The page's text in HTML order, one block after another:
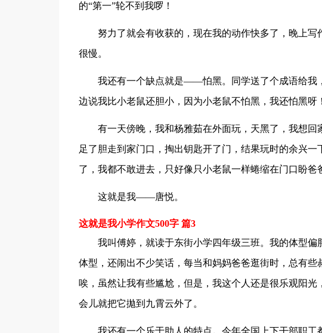
的“第一”轮不到我啰！
努力了就会有收获的，现在我的动作快多了，晚上
很慢。
我还有一个缺点就是——怕黑。同学送了个成语给
边说我比小老鼠还胆小，因为小老鼠不怕黑，我还怕黑呀
有一天傍晚，我和杨雅茹在外面玩，天黑了，我想
足了胆走到家门口，掏出钥匙开了门，结果玩时的余兴
了，我都不敢进去，只好像只小老鼠一样蜷缩在门口盼爸
这就是我——唐悦。
这就是我小学作文500字 篇3
我叫傅婷，就读于东街小学四年级三班。我的体型
体型，还闹出不少笑话，每当和妈妈爸爸逛街时，总有
唉，虽然让我有些尴尬，但是，我这个人还是很乐观阳
会儿就把它拋到九霄云外了。
我还有一个乐于助人的特点。今年全国上下干部职